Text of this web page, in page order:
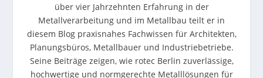
über vier Jahrzehnten Erfahrung in der
Metallverarbeitung und im Metallbau teilt er in
diesem Blog praxisnahes Fachwissen für Architekten,
Planungsbüros, Metallbauer und Industriebetriebe.
Seine Beiträge zeigen, wie rotec Berlin zuverlässige,
hochwertige und normgerechte Metalllösungen für